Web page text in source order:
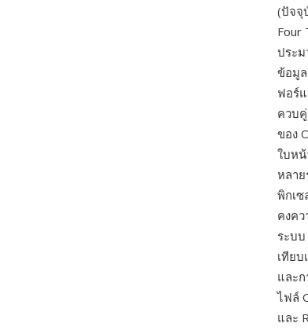
(ปัจจุ
Four
ประม
ข้อมู
ฟอร์
ควบ
ของ
ใบห
หลาย
พิกเ
คงค
ระบ
เทีย
และ
ไฟล์
และ